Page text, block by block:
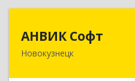
АНВИК Софт
Новокузнецк654079,